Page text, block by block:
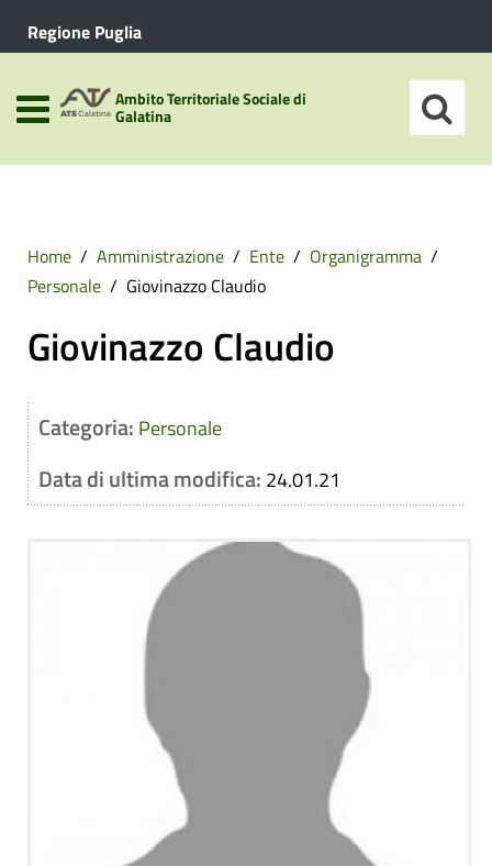
Regione Puglia
Ambito Territoriale Sociale di
Galatina
Home Amministrazione Ente
Organigramma
Personale
Giovinazzo Claudio
Giovinazzo Claudio
Categoria: Personale
Data di ultima modifica: 24.01.21